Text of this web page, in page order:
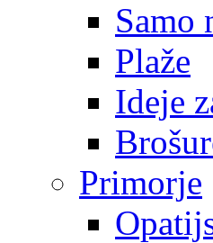
Samo
Plaže
Ideje
Primorje